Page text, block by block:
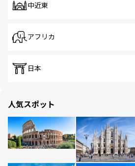
中近東
アフリカ
日本
人気スポット